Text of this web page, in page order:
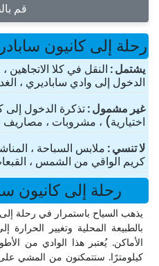
قم
رحلة إلى كانيون
یشتمل النقل في كلا الاتجاهين
الدخول إلى وادي ساباديري ،
غير مشمول
اختيارية) ، مشروبات ،
لا تنسي ملابس السباحة ،
كريم الواقي من الشمس ،
رحلة إلى كانيون
يذهب السياح باستمرار في رحلة
بالطبيعة المحلية وتغيير
كيلومترًا. ستتمكنون من المشي